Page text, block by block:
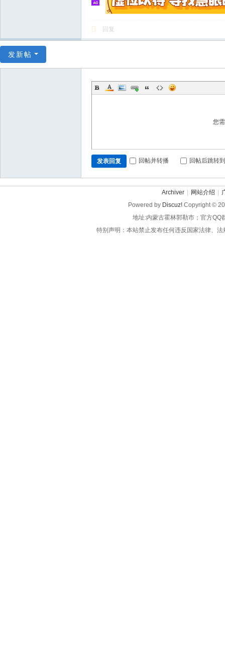
回复
发新帖
您
发表回复 回帖并转播 回帖后跳转
Archiver 网站介绍
Powered by Discuz! Copyright ©
地址:内蒙古霍林郭勒市；官方QQ
特别声明：本站禁止发布任何违反国家法律、